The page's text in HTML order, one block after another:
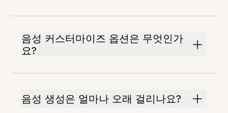
음성 커스터마이즈 옵션은 무엇인가
요?
음성 생성은 얼마나 오래 걸리나요?